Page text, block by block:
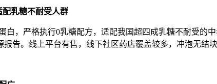
乳糖不耐受人群
，严格执行0乳糖配方，适配我国超四成乳糖不耐受的
告。线上平台有售，线下社区药店覆盖较多，冲泡无结